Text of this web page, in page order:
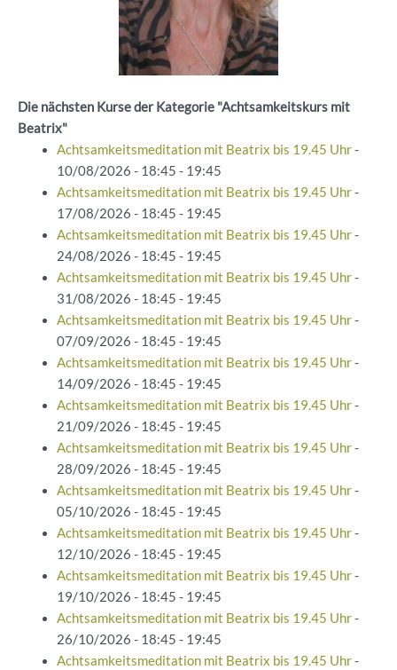
Die nächsten Kurse der Kategorie "Achtsamkeitskurs mit
Beatrix"
Achtsamkeitsmeditation mit Beatrix bis 19.45 Uhr-
10/08/2026 - 18:45 - 19:45
Achtsamkeitsmeditation mit Beatrix bis 19.45 Uhr-
17/08/2026 - 18:45 - 19:45
Achtsamkeitsmeditation mit Beatrix bis 19.45 Uhr-
24/08/2026 - 18:45 - 19:45
Achtsamkeitsmeditation mit Beatrix bis 19.45 Uhr-
31/08/2026 - 18:45 - 19:45
Achtsamkeitsmeditation mit Beatrix bis 19.45 Uhr-
07/09/2026 - 18:45 - 19:45
Achtsamkeitsmeditation mit Beatrix bis 19.45 Uhr-
14/09/2026 - 18:45 - 19:45
Achtsamkeitsmeditation mit Beatrix bis 19.45 Uhr-
21/09/2026 - 18:45 - 19:45
Achtsamkeitsmeditation mit Beatrix bis 19.45 Uhr-
28/09/2026 - 18:45 - 19:45
Achtsamkeitsmeditation mit Beatrix bis 19.45 Uhr-
05/10/2026 - 18:45 - 19:45
Achtsamkeitsmeditation mit Beatrix bis 19.45 Uhr-
12/10/2026 - 18:45 - 19:45
Achtsamkeitsmeditation mit Beatrix bis 19.45 Uhr-
19/10/2026 - 18:45 - 19:45
Achtsamkeitsmeditation mit Beatrix bis 19.45 Uhr-
26/10/2026 - 18:45 - 19:45
Achtsamkeitsmeditation mit Beatrix bis 19.45 Uhr-